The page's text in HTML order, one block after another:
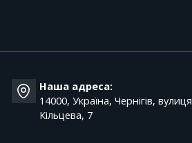
Наша адреса:
14000, Україна, Чернігів, вулиця
Кільцева, 7